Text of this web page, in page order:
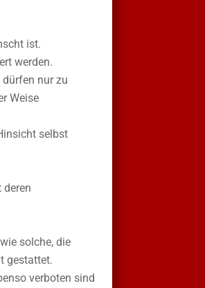
ist.
werden.
nur zu
Weise
selbst
deren
solche, die
gestattet.
verboten sind